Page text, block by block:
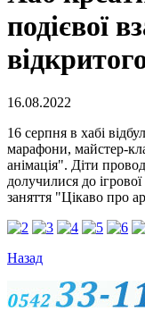
подієвої
16.08.2022
16 серпня в хабі
марафони, майстер-
анімація". Діти
долучилися до
заняття "Цікаво про
Назад